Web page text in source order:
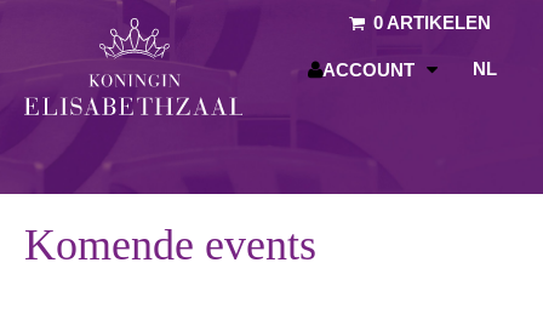
ACCOUNT NL
0 ARTIKELEN
Komende events